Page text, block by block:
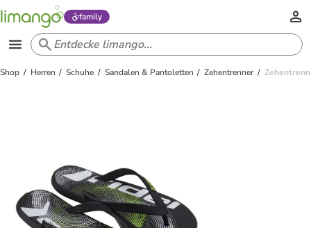
family
Shop Herren Schuhe Sandalen & Pantoletten Zehentrenner